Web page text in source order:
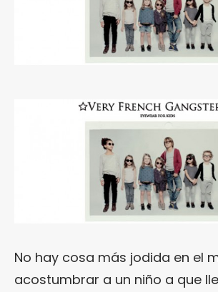
No hay cosa más jodida en el
acostumbrar a un niño a que